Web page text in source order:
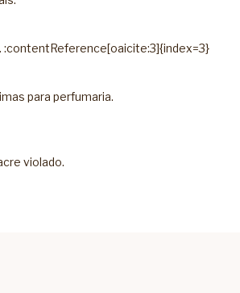
:contentReference[oaicite:3]{index=3}
para perfumaria.
violado.